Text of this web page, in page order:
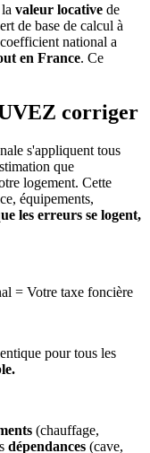
valeur locative de
de base de calcul à
national a
en France. Ce
corriger
s'appliquent tous
que
logement. Cette
équipements,
les erreurs se logent,
= Votre taxe foncière
pour tous les
(chauffage,
dépendances (cave,